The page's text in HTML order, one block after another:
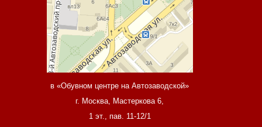
в «Обувном центре на Автозаводской»
г. Москва, Мастеркова 6,
1 эт., пав. 11-12/1